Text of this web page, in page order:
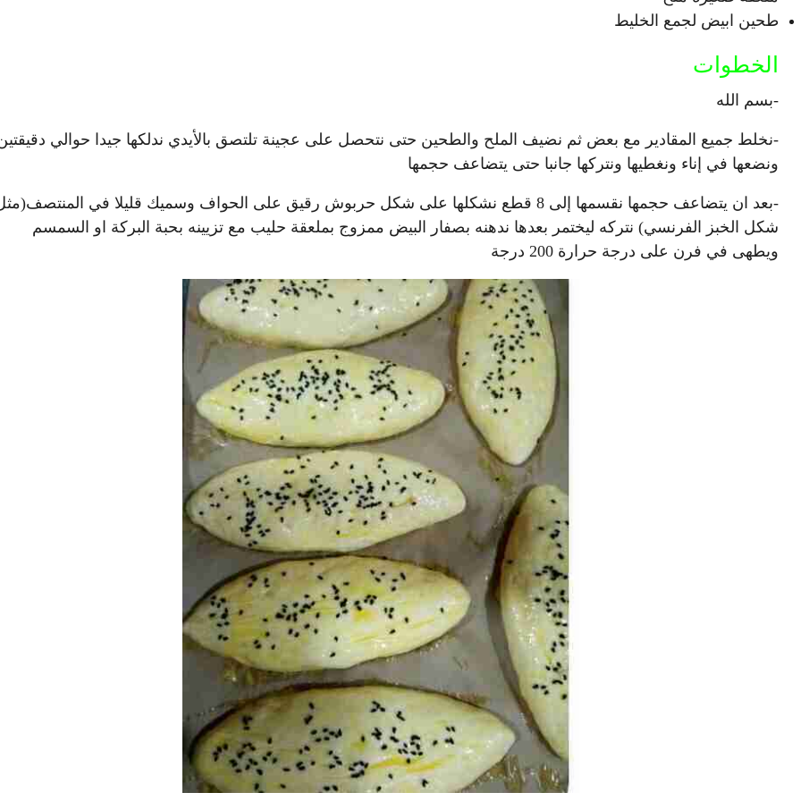
طحين ابيض لجمع الخليط
الخطوات
-بسم الله
-نخلط جميع المقادير مع بعض ثم نضيف الملح والطحين حتى نتحصل على عجينة تلتصق بالأيدي ندلكها جيدا حوالي
ونضعها في إناء ونغطيها ونتركها جانبا حتى يتضاعف حجمها
-بعد ان يتضاعف حجمها نقسمها إلى 8 قطع نشكلها على شكل حربوش رقيق على الحواف وسميك قليلا في
شكل الخبز الفرنسي) نتركه ليختمر بعدها ندهنه بصفار البيض ممزوج بملعقة حليب مع تزيينه بحبة البركة او السمسم
ويطهى في فرن على درجة حرارة 200 درجة